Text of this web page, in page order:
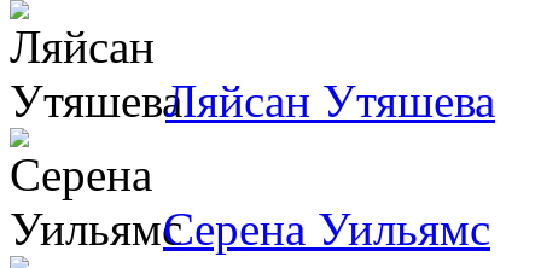
Ляйсан Утяшева
Серена Уильямс